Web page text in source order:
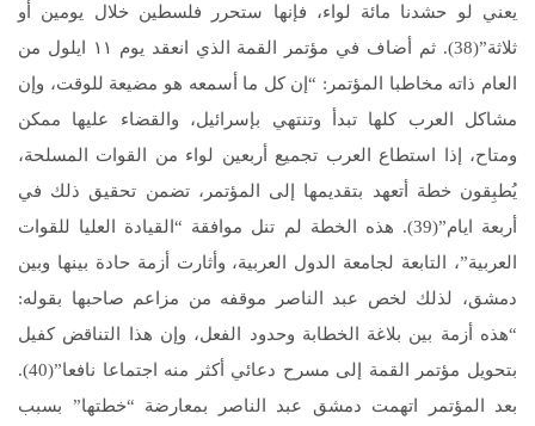
يعني لو حشدنا مائة لواء، فإنها ستحرر فلسطين خلال يومين أو
ثلاثة”(38). ثم أضاف في مؤتمر القمة الذي انعقد يوم ١١ ايلول من
العام ذاته مخاطبا المؤتمر: “إن كل ما أسمعه هو مضيعة للوقت، وإن
مشاكل العرب كلها تبدأ وتنتهي بإسرائيل، والقضاء عليها ممكن
ومتاح، إذا استطاع العرب تجميع أربعين لواء من القوات المسلحة،
يُطبِقون خطة أتعهد بتقديمها إلى المؤتمر، تضمن تحقيق ذلك في
أربعة ايام”(39). هذه الخطة لم تنل موافقة “القيادة العليا للقوات
العربية”، التابعة لجامعة الدول العربية، وأثارت أزمة حادة بينها وبين
دمشق، لذلك لخص عبد الناصر موقفه من مزاعم صاحبها بقوله:
“هذه أزمة بين بلاغة الخطابة وحدود الفعل، وإن هذا التناقض كفيل
بتحويل مؤتمر القمة إلى مسرح دعائي أكثر منه اجتماعا نافعا”(40).
بعد المؤتمر اتهمت دمشق عبد الناصر بمعارضة “خطتها” بسبب